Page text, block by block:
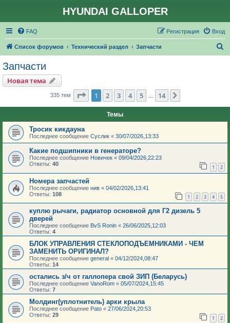
HYUNDAI GALLOPER
FAQ Вход
Регистрация
Список форумов Технический раздел Запчасти
Запчасти
Новая тема
335 тем Страница из 14
1 2 3 4 5 14
Темы
Тросик кикдауна
Последнее сообщение Суслик « 30/07/2026,13:33
Какие подшипники в генераторе?
Последнее сообщение Новичек « 09/04/2026,22:23
Ответы: 40 1 2
Номера запчастей
Последнее сообщение нив « 04/02/2026,13:41
Ответы: 108 1 2 3 4 5
куплю рычаги, радиатор основной для Г2 дизель 5
дверей
Последнее сообщение BvS Ronin « 26/06/2025,12:03
Ответы: 4
БЛОК УПРАВЛЕНИЯ СТЕКЛОПОДЪЕМНИКАМИ - ЧЕМ
ЗАМЕНИТЬ ОРИГИНАЛ?
Последнее сообщение general « 04/12/2024,08:47
Ответы: 14
остались з/ч от галлопера свой ЗИП (Беларусь)
Последнее сообщение VanoRom « 05/07/2024,15:45
Ответы: 7
Молдинг(уплотнитель) арки крыла
Последнее сообщение Pato « 27/06/2024,20:53
Ответы: 29 1 2